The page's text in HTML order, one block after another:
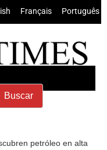
Français Português
petróleo en alta